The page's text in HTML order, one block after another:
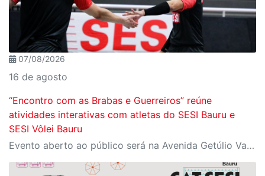
07/08/2026
16 de agosto
“Encontro com as Brabas e Guerreiros” reúne
atividades interativas com atletas do SESI Bauru e
SESI Vôlei Bauru
Evento aberto ao público será na Avenida Getúlio Vargas, no domingo, 16, às 9h, com revelação do novo uniforme da equipe